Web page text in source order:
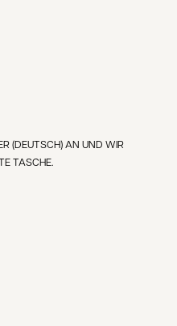
(DEUTSCH) AN UND WIR
TASCHE.